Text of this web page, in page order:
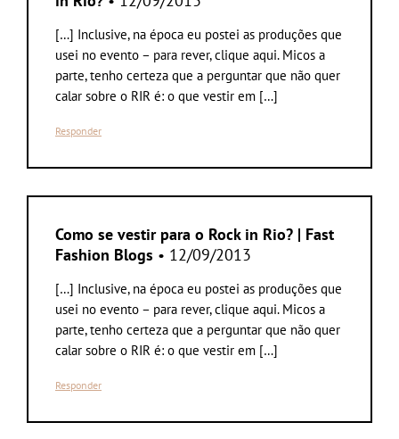
[…] Inclusive, na época eu postei as produções que
usei no evento – para rever, clique aqui. Micos a
parte, tenho certeza que a perguntar que não quer
calar sobre o RIR é: o que vestir em […]
Responder
Como se vestir para o Rock in Rio? | Fast
Fashion Blogs • 12/09/2013
[…] Inclusive, na época eu postei as produções que
usei no evento – para rever, clique aqui. Micos a
parte, tenho certeza que a perguntar que não quer
calar sobre o RIR é: o que vestir em […]
Responder